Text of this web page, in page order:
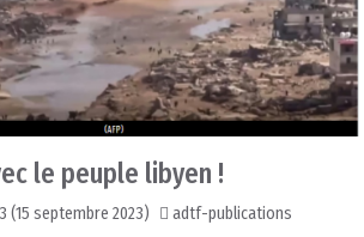
le peuple libyen !
(15 septembre 2023) adtf-publications